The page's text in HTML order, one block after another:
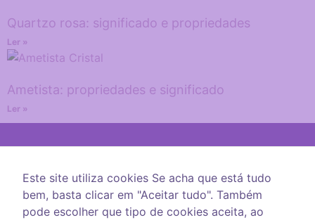
Quartzo rosa: significado e propriedades
Ler »
Ametista: propriedades e significado
Ler »
Espiritualidade
Mediunidade
Meditação
Este site utiliza cookies Se acha que está tudo
bem, basta clicar em "Aceitar tudo". Também
pode escolher que tipo de cookies aceita, ao